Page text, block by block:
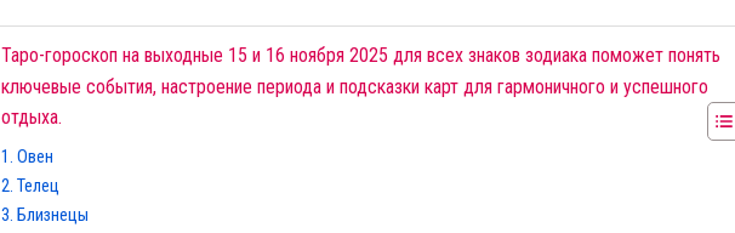
Таро-гороскоп на выходные 15 и 16 ноября 2025 для всех знаков зодиака поможет понять
ключевые события, настроение периода и подсказки карт для гармоничного и успешного
отдыха.
Овен
Телец
Близнецы